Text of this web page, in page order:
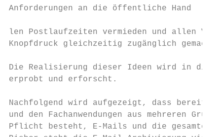
Anforderungen an die öffentliche Hand    5
len Postlaufzeiten vermieden und allen
Knopfdruck gleichzeitig zugänglich gemacht
Die Realisierung dieser Ideen wird in
erprobt und erforscht.
Nachfolgend wird aufgezeigt, dass bereits
und den Fachanwendungen aus mehreren
Pflicht besteht, E-Mails und die gesamte